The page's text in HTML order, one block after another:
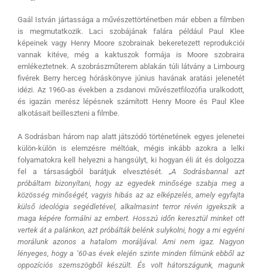
Gaál István jártassága a művészettörténetben már ebben a filmben
is megmutatkozik. Laci szobájának falára például Paul Klee
képeinek vagy Henry Moore szobrainak bekeretezett reprodukciói
vannak kitéve, még a kaktuszok formája is Moore szobraira
emlékeztetnek. A szobrászműterem ablakán túli látvány a Limbourg
fivérek Berry herceg hóráskönyve június havának aratási jelenetét
idézi. Az 1960-as években a zsdanovi művészetfilozófia uralkodott,
és igazán merész lépésnek számított Henry Moore és Paul Klee
alkotásait beilleszteni a filmbe.
A Sodrásban három nap alatt játszódó történetének egyes jelenetei
külön-külön is elemzésre méltóak, mégis inkább azokra a lelki
folyamatokra kell helyezni a hangsúlyt, ki hogyan éli át és dolgozza
fel a társaságból barátjuk elvesztését.„A Sodrásbannal azt
próbáltam bizonyítani, hogy az egyedek minősége szabja meg a
közösség minőségét, vagyis hibás az az elképzelés, amely egyfajta
külső ideológia segédletével, alkalmasint terror révén igyekszik a
maga képére formálni az embert. Hosszú időn keresztül minket ott
vertek át a palánkon, azt próbálták belénk sulykolni, hogy a mi egyéni
morálunk azonos a hatalom moráljával. Ami nem igaz. Nagyon
lényeges, hogy a ’60-as évek elején szinte minden filmünk ebből az
oppozíciós szemszögből készült. És volt hátországunk, magunk